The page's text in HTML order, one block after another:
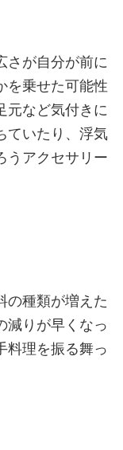
さが自分が前に
を乗せた可能性
元など気付きに
ていたり、浮気
うアクセサリー
の種類が増えた
減りが早くなっ
料理を振る舞っ